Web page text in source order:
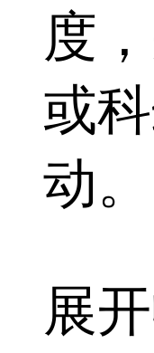
度
或
动。
展开